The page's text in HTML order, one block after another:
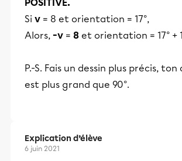
POSITIVE.
Si v = 8 et orientation = 17°,
Alors, -v = 8 et orientation = 17° +
P.-S. Fais un dessin plus précis, ton
est plus grand que 90°.
Explication d’élève
6 juin 2021